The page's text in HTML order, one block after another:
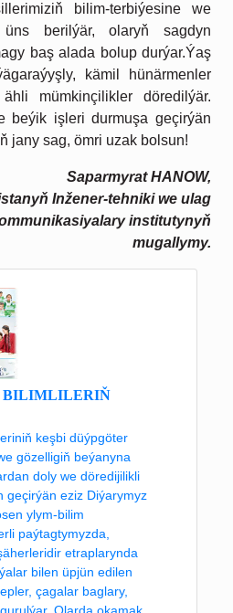
bilim-terbiýesine we
üns berilýär, olaryň sagdyn
baş alada bolup durýar.Ýaş
kämil hünärmenler
ähli mümkinçilikler döredilýär.
beýik işleri durmuşa geçirýän
jany sag, ömri uzak bolsun!
Saparmyrat HANOW,
Inžener-tehniki we ulag
institutynyň
mugallymy.
BILIMLILERIŇ
keşbi düýpgöter
gözelligiň beýanyna
doly we döredijilikli
geçirýän eziz Diýarymyz
ylym-bilim
paýtagtymyzda,
etraplarynda
bilen üpjün edilen
çagalar baglary,
Olarda okamak